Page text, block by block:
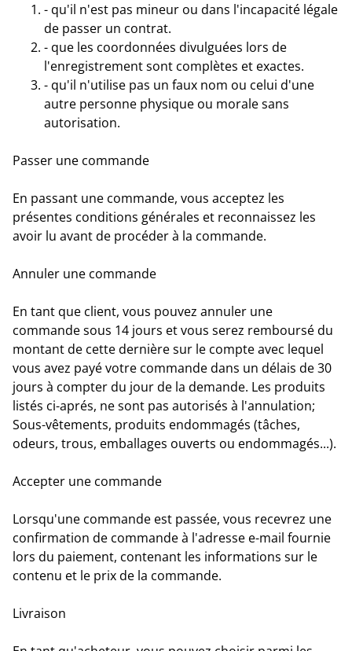
- qu'il n'est pas mineur ou dans l'incapacité légale
de passer un contrat.
- que les coordonnées divulguées lors de
l'enregistrement sont complètes et exactes.
- qu'il n'utilise pas un faux nom ou celui d'une
autre personne physique ou morale sans
autorisation.
Passer une commande
En passant une commande, vous acceptez les
présentes conditions générales et reconnaissez les
avoir lu avant de procéder à la commande.
Annuler une commande
En tant que client, vous pouvez annuler une
commande sous 14 jours et vous serez remboursé du
montant de cette dernière sur le compte avec lequel
vous avez payé votre commande dans un délais de 30
jours à compter du jour de la demande. Les produits
listés ci-aprés, ne sont pas autorisés à l'annulation;
Sous-vêtements, produits endommagés (tâches,
odeurs, trous, emballages ouverts ou endommagés...).
Accepter une commande
Lorsqu'une commande est passée, vous recevrez une
confirmation de commande à l'adresse e-mail fournie
lors du paiement, contenant les informations sur le
contenu et le prix de la commande.
Livraison